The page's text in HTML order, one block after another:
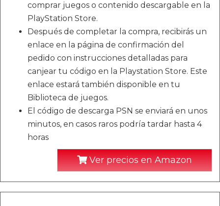
comprar juegos o contenido descargable en la
PlayStation Store.
Después de completar la compra, recibirás un
enlace en la página de confirmación del
pedido con instrucciones detalladas para
canjear tu código en la Playstation Store. Este
enlace estará también disponible en tu
Biblioteca de juegos.
El código de descarga PSN se enviará en unos
minutos, en casos raros podría tardar hasta 4
horas
Ver precios en Amazon